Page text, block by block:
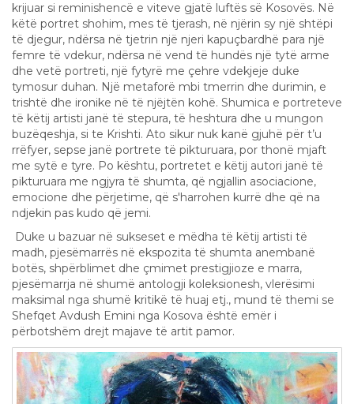
krijuar si reminishencë e viteve gjatë luftës së Kosovës. Në
këtë portret shohim, mes të tjerash, në njërin sy një shtëpi
të djegur, ndërsa në tjetrin një njeri kapuçbardhë para një
femre të vdekur, ndërsa në vend të hundës një tytë arme
dhe vetë portreti, një fytyrë me çehre vdekjeje duke
tymosur duhan. Një metaforë mbi tmerrin dhe durimin, e
trishtë dhe ironike në të njëjtën kohë. Shumica e portreteve
të këtij artisti janë të stepura, të heshtura dhe u mungon
buzëqeshja, si te Krishti. Ato sikur nuk kanë gjuhë për t’u
rrëfyer, sepse janë portrete të pikturuara, por thonë mjaft
me sytë e tyre. Po kështu, portretet e këtij autori janë të
pikturuara me ngjyra të shumta, që ngjallin asociacione,
emocione dhe përjetime, që s'harrohen kurrë dhe që na
ndjekin pas kudo që jemi.
Duke u bazuar në sukseset e mëdha të këtij artisti të
madh, pjesëmarrës në ekspozita të shumta anembanë
botës, shpërblimet dhe çmimet prestigjioze e marra,
pjesëmarrja në shumë antologji koleksionesh, vlerësimi
maksimal nga shumë kritikë të huaj etj., mund të themi se
Shefqet Avdush Emini nga Kosova është emër i
përbotshëm drejt majave të artit pamor.